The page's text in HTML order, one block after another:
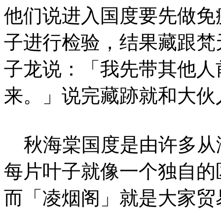
他们说进入国度要先做
子进行检验，结果藏跟
子龙说：「我先带其他
来。」说完藏跡就和大
秋海棠国度是由许多从
每片叶子就像一个独自
而「凌烟阁」就是大家